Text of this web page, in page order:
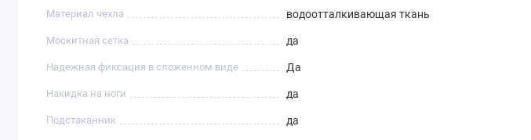
Материал чехла водоотталкивающая ткань
Москитная сетка да
Надежная фиксация в сложенном виде Да
Накидка на ноги да
Подстаканник да